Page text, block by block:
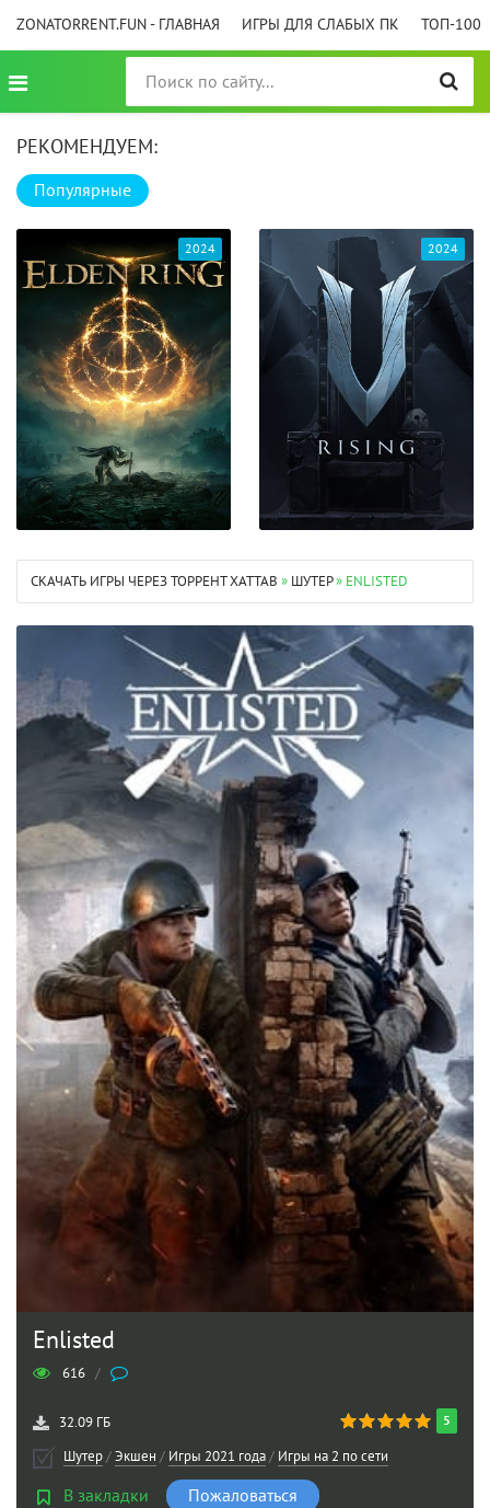
ZONATORRENT.FUN - ГЛАВНАЯ ИГРЫ ДЛЯ СЛАБЫХ ПК ТОП-100
РЕКОМЕНДУЕМ:
Популярные
2024 2024
СКАЧАТЬ ИГРЫ ЧЕРЕЗ ТОРРЕНТ XATTAB » ШУТЕР» ENLISTED
Enlisted
616 /
5
32.09 ГБ
Шутер/Экшен / Игры 2021 года/ Игры на 2 по сети
В закладки Пожаловаться